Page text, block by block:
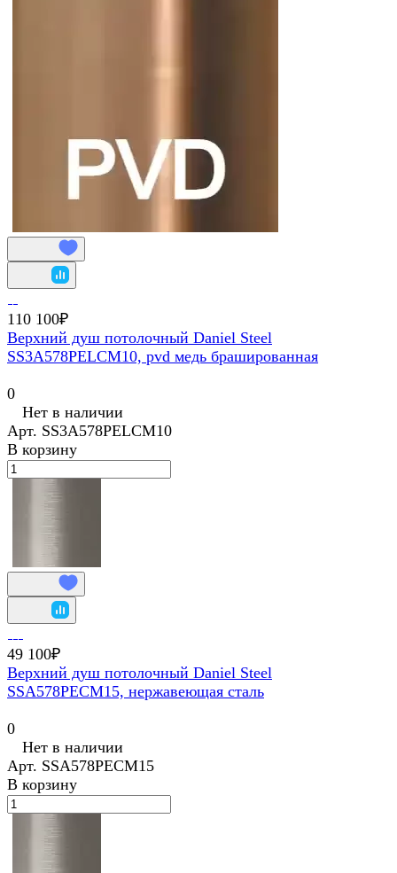
110 100₽
Верхний душ потолочный Daniel Steel
SS3A578PELCM10, pvd медь брашированная
0
Нет в наличии
Арт. SS3A578PELCM10
В корзину
49 100₽
Верхний душ потолочный Daniel Steel
SSA578PECM15, нержавеющая сталь
0
Нет в наличии
Арт. SSA578PECM15
В корзину